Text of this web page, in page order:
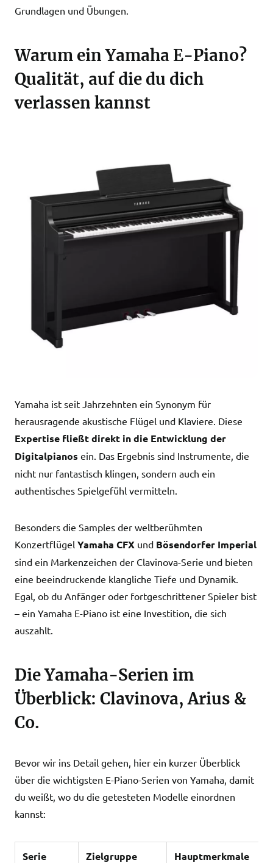
Grundlagen und Übungen.
Warum ein Yamaha E-Piano?
Qualität, auf die du dich
verlassen kannst
Yamaha ist seit Jahrzehnten ein Synonym für
herausragende akustische Flügel und Klaviere. Diese
Expertise fließt direkt in die Entwicklung der
Digitalpianos ein. Das Ergebnis sind Instrumente, die
nicht nur fantastisch klingen, sondern auch ein
authentisches Spielgefühl vermitteln.
Besonders die Samples der weltberühmten
Konzertflügel Yamaha CFX und Bösendorfer Imperial
sind ein Markenzeichen der Clavinova-Serie und bieten
eine beeindruckende klangliche Tiefe und Dynamik.
Egal, ob du Anfänger oder fortgeschrittener Spieler bist
– ein Yamaha E-Piano ist eine Investition, die sich
auszahlt.
Die Yamaha-Serien im
Überblick: Clavinova, Arius &
Co.
Bevor wir ins Detail gehen, hier ein kurzer Überblick
über die wichtigsten E-Piano-Serien von Yamaha, damit
du weißt, wo du die getesteten Modelle einordnen
kannst:
Serie Zielgruppe Hauptmerkmale